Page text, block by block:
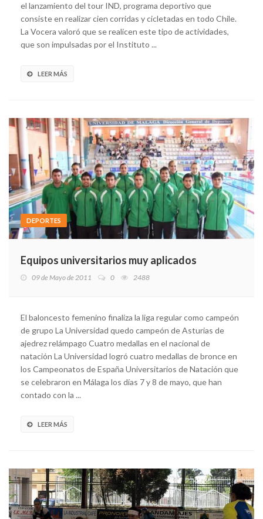
el lanzamiento del tour IND, programa deportivo que
consiste en realizar cien corridas y cicletadas en todo Chile.
La Vocera valoró que se realicen este tipo de actividades,
que son impulsadas por el Instituto ...
LEER MÁS
DEPORTES
Equipos universitarios muy aplicados
09 de Mayo de 2011 0 2488
El baloncesto femenino finaliza la liga regular como campeón
de grupo La Universidad quedo campeón de Asturias de
ajedrez relámpago Cuatro medallas en el nacional de
natación La Universidad logró cuatro medallas de bronce en
los Campeonatos de España Universitarios de Natación que
se celebraron en Málaga los días 7 y 8 de mayo, que han
contado con la ...
LEER MÁS